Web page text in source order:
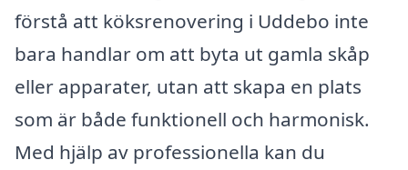
förstå att köksrenovering i Uddebo inte
bara handlar om att byta ut gamla skåp
eller apparater, utan att skapa en plats
som är både funktionell och harmonisk.
Med hjälp av professionella kan du